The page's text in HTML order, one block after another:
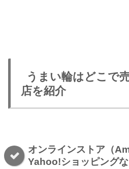
うまい輪はどこで
店を紹介
オンラインストア（
Yahoo!ショッピングな